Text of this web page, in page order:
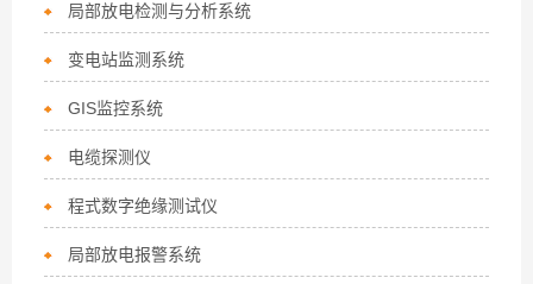
局部放电检测与分析系统
变电站监测系统
GIS监控系统
电缆探测仪
程式数字绝缘测试仪
局部放电报警系统